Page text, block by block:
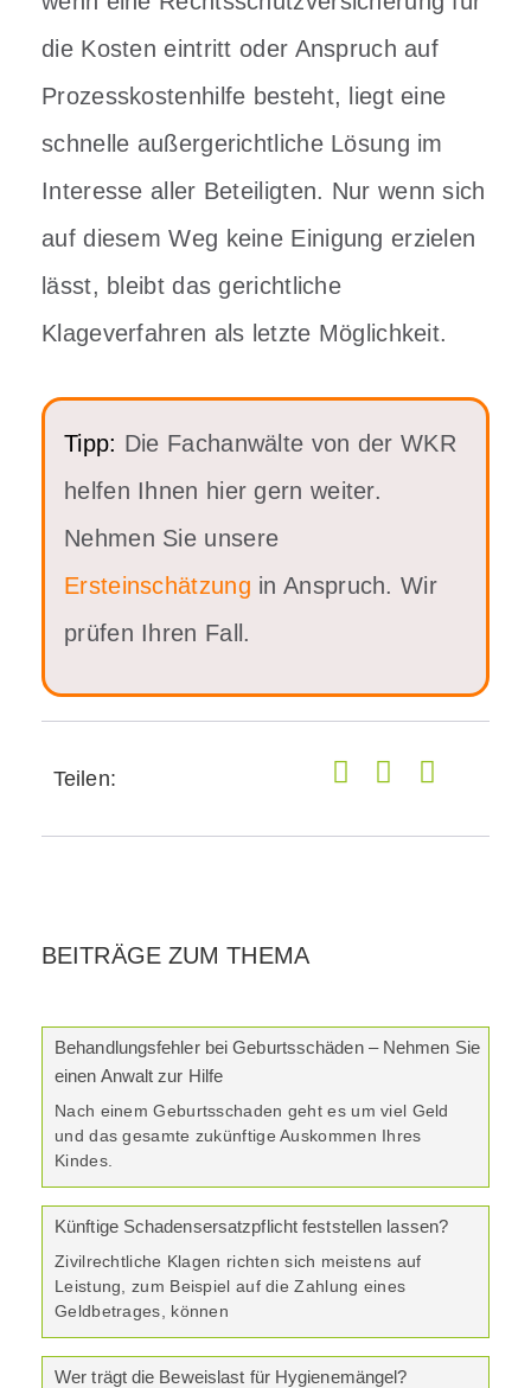
die Kosten eintritt oder Anspruch auf
Prozesskostenhilfe besteht, liegt eine
schnelle außergerichtliche Lösung im
Interesse aller Beteiligten. Nur wenn sich
auf diesem Weg keine Einigung erzielen
lässt, bleibt das gerichtliche
Klageverfahren als letzte Möglichkeit.
Tipp: Die Fachanwälte von der WKR
helfen Ihnen hier gern weiter.
Nehmen Sie unsere
Ersteinschätzung in Anspruch. Wir
prüfen Ihren Fall.
Teilen:
BEITRÄGE ZUM THEMA
Behandlungsfehler bei Geburtsschäden – Nehmen Sie
einen Anwalt zur Hilfe
Nach einem Geburtsschaden geht es um viel Geld
und das gesamte zukünftige Auskommen Ihres
Kindes.
Künftige Schadensersatzpflicht feststellen lassen?
Zivilrechtliche Klagen richten sich meistens auf
Leistung, zum Beispiel auf die Zahlung eines
Geldbetrages, können
Wer trägt die Beweislast für Hygienemängel?